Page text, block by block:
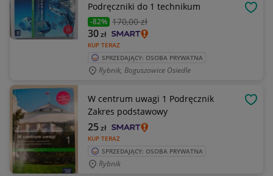
Podręczniki do 1 technikum
-82% 170,00 zł
KUP TERAZ
30zł
SPRZEDAJĄCY: OSOBA PRYWATNA
Rybnik, Boguszowice Osiedle
W centrum uwagi 1 Podręcznik
Zakres podstawowy
KUP TERAZ
25zł
SPRZEDAJĄCY: OSOBA PRYWATNA
Rybnik